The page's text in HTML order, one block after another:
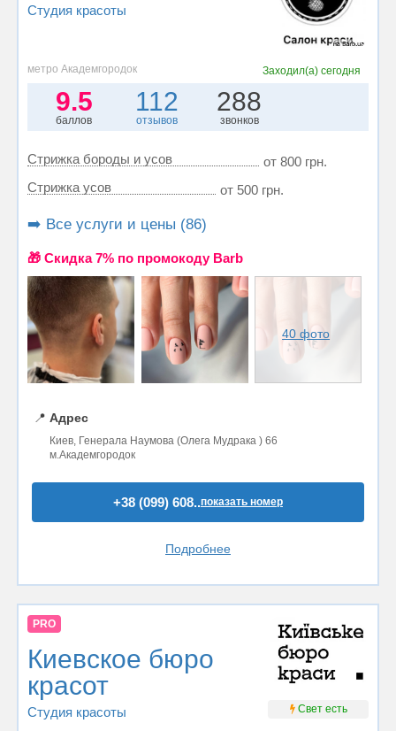
Студия красоты
метро Академгородок Заходил(а)сегодня
9.5
баллов
112
отзывов
288
звонков
Стрижка бороды и усов
от 800 грн.
Стрижка усов
от 500 грн.
➡️ Все услуги и цены (86)
🎁 Cкидка 7% по промокоду Barb
40 фото
📍 Адрес
Киев, Генерала Наумова (Олега Мудрака ) 66
м.Академгородок
+38 (099) 608..показать номер
Подробнее
PRO
Киевское бюро
красот
Студия красоты Свет есть